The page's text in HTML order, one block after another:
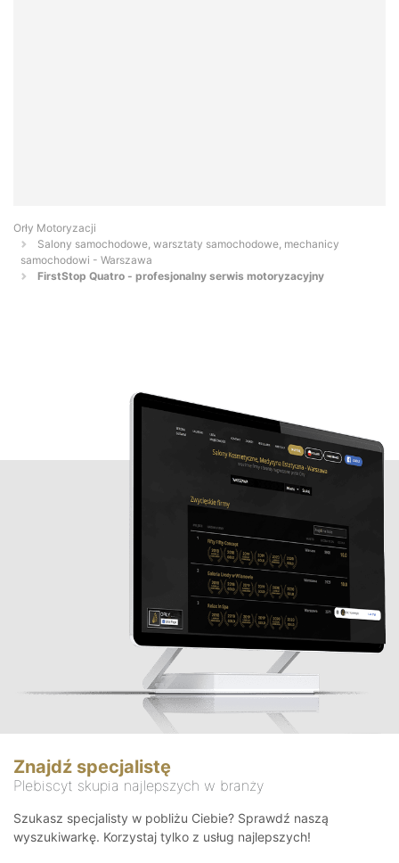
Orły Motoryzacji
Salony samochodowe, warsztaty samochodowe, mechanicy
samochodowi - Warszawa
FirstStop Quatro - profesjonalny serwis motoryzacyjny
Znajdź specjalistę
Plebiscyt skupia najlepszych w branży
Szukasz specjalisty w pobliżu Ciebie? Sprawdź naszą
wyszukiwarkę. Korzystaj tylko z usług najlepszych!